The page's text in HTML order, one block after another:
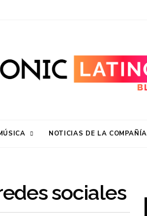
NOTICIAS DE LA COMPAÑÍA
sociales